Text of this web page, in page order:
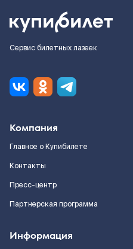
Сервис билетных лазеек
Компания
Главное о Купибилете
Контакты
Пресс-центр
Партнерская программа
Информация